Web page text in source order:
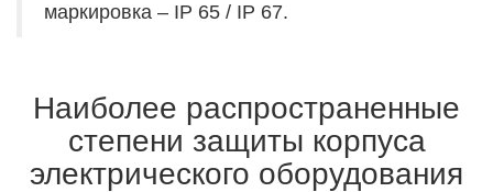
маркировка – IP 65 / IP 67.
Наиболее распространенные
степени защиты корпуса
электрического оборудования